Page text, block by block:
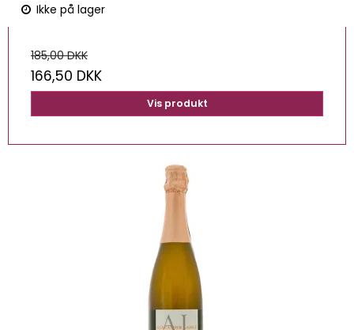
Ikke på lager
185,00 DKK
166,50 DKK
Vis produkt